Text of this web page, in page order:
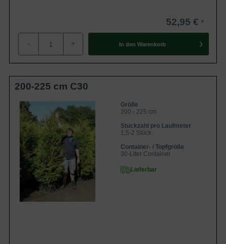
52,95 €
- + In den Warenkorb
200-225 cm C30
Größe
200 - 225 cm
Stückzahl pro Laufmeter
1,5-2 Stück
Container- / Topfgröße
30-Liter Container
Lieferbar